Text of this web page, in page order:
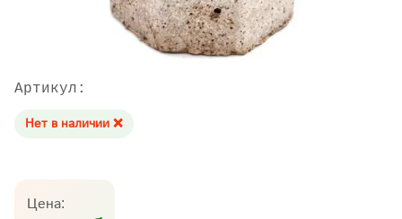
Артикул:
Нет в наличии ❌
Цена: